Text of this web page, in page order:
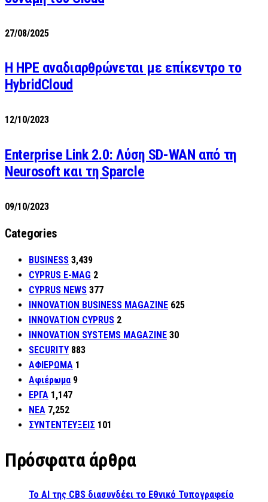
27/08/2025
H HPE αναδιαρθρώνεται με επίκεντρο το
HybridCloud
12/10/2023
Enterprise Link 2.0: Λύση SD-WAN από τη
Neurosoft και τη Sparcle
09/10/2023
Categories
BUSINESS 3,439
CYPRUS E-MAG 2
CYPRUS NEWS 377
INNOVATION BUSINESS MAGAZINE 625
INNOVATION CYPRUS 2
INNOVATION SYSTEMS MAGAZINE 30
SECURITY 883
ΑΦΙΕΡΩΜΑ 1
Αφιέρωμα 9
ΕΡΓΑ 1,147
ΝΕΑ 7,252
ΣΥΝΤΕΝΤΕΥΞΕΙΣ 101
Πρόσφατα άρθρα
Το AI της CBS διασυνδέει το Εθνικό Τυπογραφείο